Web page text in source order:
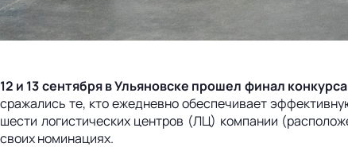
12 и 13 сентября в Ульяновске прошел финал
сражались те, кто ежедневно обеспечивает
шести логистических центров (ЛЦ) компании
своих номинациях.